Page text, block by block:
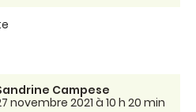
Campese
novembre 2021 à 10 h 20 min